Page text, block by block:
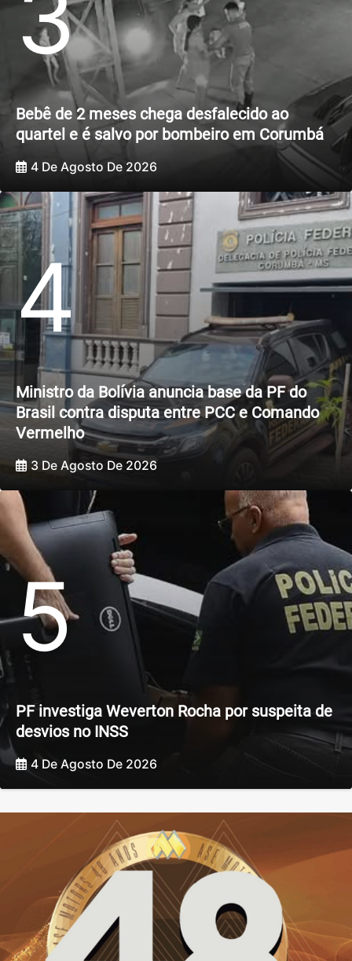
Bebê de 2 meses chega desfalecido ao
quartel e é salvo por bombeiro em Corumbá
4 De Agosto De 2026
4
Ministro da Bolívia anuncia base da PF do
Brasil contra disputa entre PCC e Comando
Vermelho
3 De Agosto De 2026
5
PF investiga Weverton Rocha por suspeita de
desvios no INSS
4 De Agosto De 2026